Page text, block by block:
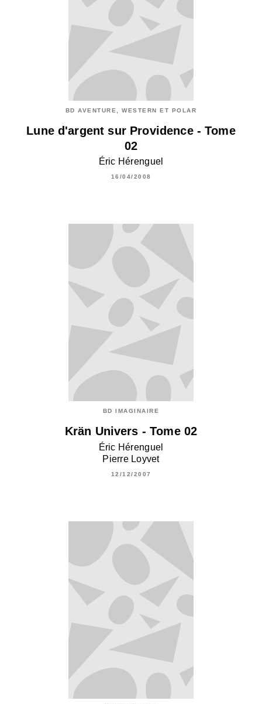
BD AVENTURE, WESTERN ET POLAR
Lune d'argent sur Providence - Tome
02
Éric Hérenguel
16/04/2008
BD IMAGINAIRE
Krän Univers - Tome 02
Éric Hérenguel
Pierre Loyvet
12/12/2007